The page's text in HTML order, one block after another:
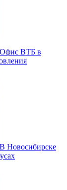
Офис ВТБ в
В Новосибирске